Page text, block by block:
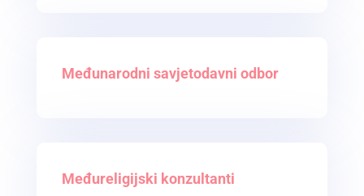
Međunarodni savjetodavni odbor
Međureligijski konzultanti